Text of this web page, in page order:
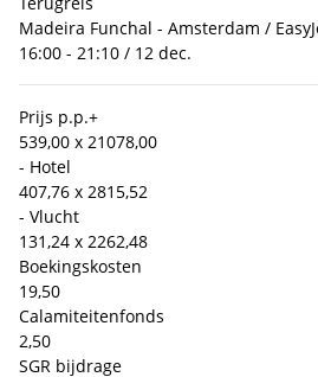
Madeira Funchal - Amsterdam /
16:00 - 21:10 / 12 dec.
Prijs p.p.+
539,00 x 21078,00
- Hotel
407,76 x 2815,52
- Vlucht
131,24 x 2262,48
Boekingskosten
19,50
Calamiteitenfonds
2,50
SGR bijdrage